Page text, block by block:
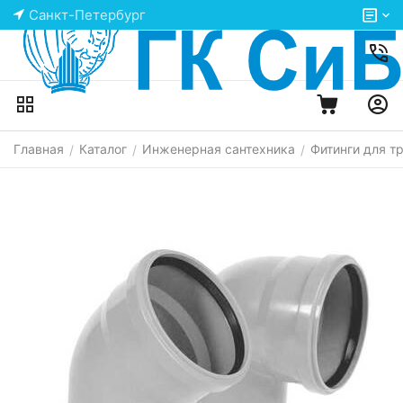
Санкт-Петербург
Главная / Каталог / Инженерная сантехника / Фитинги для